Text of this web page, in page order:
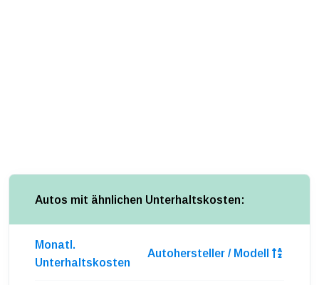
Autos mit ähnlichen Unterhaltskosten:
Monatl.
Unterhaltskosten
Autohersteller / Modell